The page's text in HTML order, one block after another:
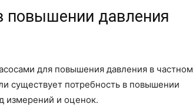
повышении давления
для повышения давления в частном
существует потребность в повышении
измерений и оценок.